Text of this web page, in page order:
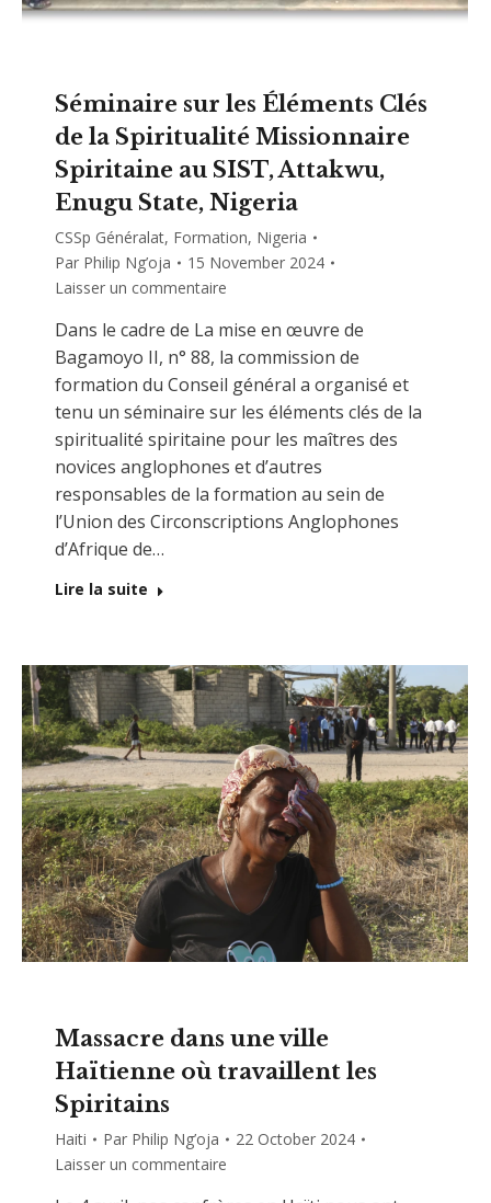
Séminaire sur les Éléments Clés
de la Spiritualité Missionnaire
Spiritaine au SIST, Attakwu,
Enugu State, Nigeria
CSSp Généralat, Formation, Nigeria
Par Philip Ng’oja
15 November 2024
Laisser un commentaire
Dans le cadre de La mise en œuvre de
Bagamoyo II, n° 88, la commission de
formation du Conseil général a organisé et
tenu un séminaire sur les éléments clés de la
spiritualité spiritaine pour les maîtres des
novices anglophones et d’autres
responsables de la formation au sein de
l’Union des Circonscriptions Anglophones
d’Afrique de…
Lire la suite
Massacre dans une ville
Haïtienne où travaillent les
Spiritains
Haiti Par Philip Ng’oja
22 October 2024
Laisser un commentaire